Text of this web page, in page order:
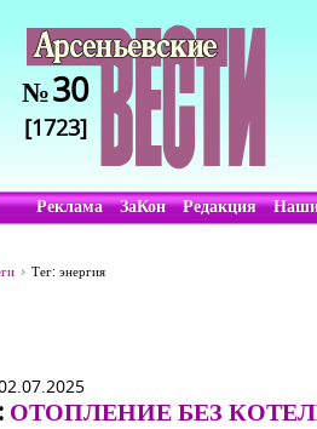
№30
[1723]
Реклама ЗаКон Редакция
Тег: энергия
ОТОПЛЕНИЕ БЕЗ